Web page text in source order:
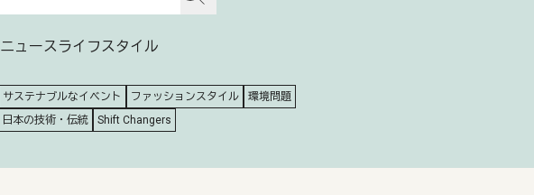
ニュース ライフスタイル
サステナブルなイベント ファッションスタイル
環境問題
日本の技術・伝統 Shift Changers